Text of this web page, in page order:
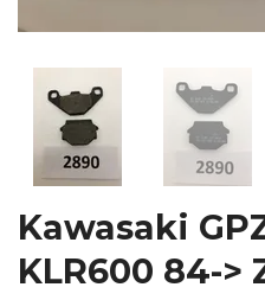
Kawasaki
KLR600 84->